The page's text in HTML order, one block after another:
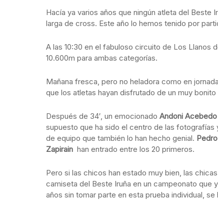
Hacía ya varios años que ningún atleta del Beste
larga de cross. Este año lo hemos tenido por
A las 10:30 en el fabuloso circuito de Los Llanos
10.600m para ambas categorías.
Mañana fresca, pero no heladora como en
que los atletas hayan disfrutado de un muy
Después de 34′, un emocionado Andoni Acebedo
supuesto que ha sido el centro de las
de equipo que también lo han hecho genial.
Zapirain han entrado entre los 20 primeros.
Pero si las chicos han estado muy bien, las
camiseta del Beste Iruña en un campeonato que
años sin tomar parte en esta prueba individual,